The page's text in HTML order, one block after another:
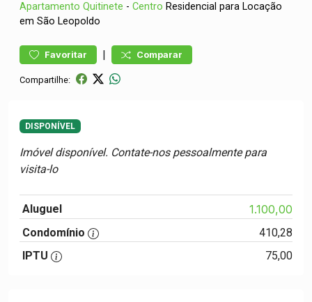
Apartamento Quitinete - Centro Residencial para Locação
em São Leopoldo
Favoritar | Comparar
Compartilhe:
DISPONÍVEL
Imóvel disponível. Contate-nos pessoalmente para
visita-lo
Aluguel 1.100,00
Condomínio
410,28
IPTU
75,00